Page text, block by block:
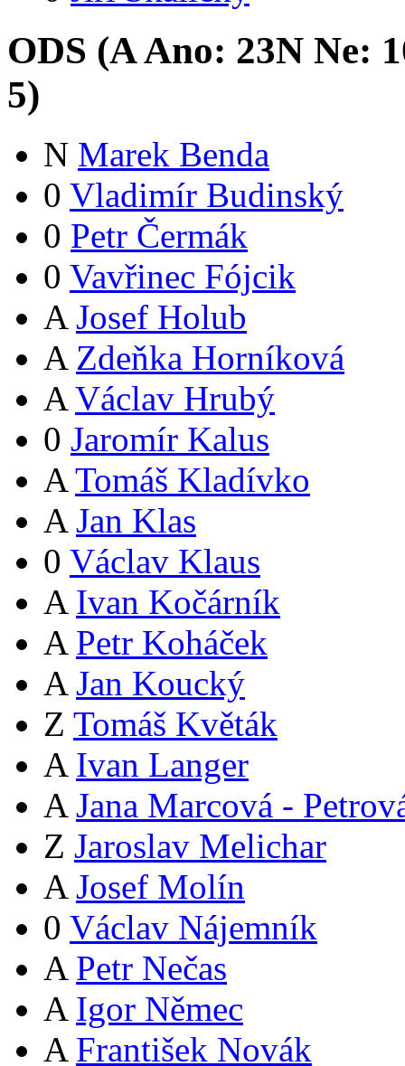
ODS (AAno: 23N Ne: 1
5)
N Marek Benda
0 Vladimír Budinský
0 Petr Čermák
0 Vavřinec Fójcik
A Josef Holub
A Zdeňka Horníková
A Václav Hrubý
0 Jaromír Kalus
A Tomáš Kladívko
A Jan Klas
0 Václav Klaus
A Ivan Kočárník
A Petr Koháček
A Jan Koucký
Z Tomáš Květák
A Ivan Langer
A Jana Marcová -
Z Jaroslav Melichar
A Josef Molín
0 Václav Nájemník
A Petr Nečas
A Igor Němec
A František Novák